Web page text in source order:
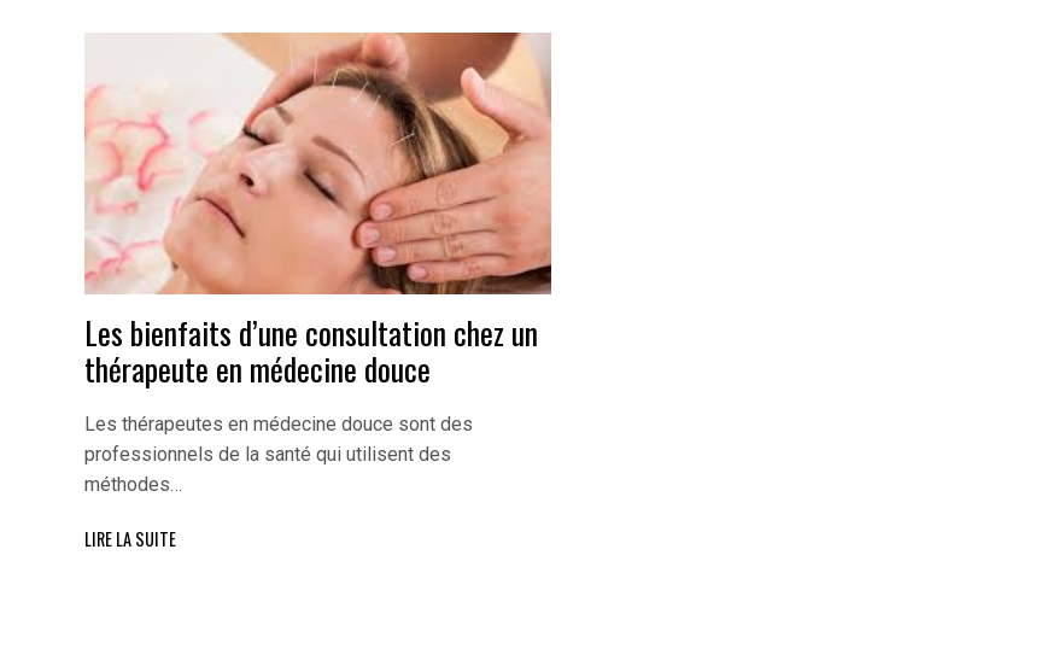
Les bienfaits d’une consultation chez un
thérapeute en médecine douce
Les thérapeutes en médecine douce sont des
professionnels de la santé qui utilisent des
méthodes…
LIRE LA SUITE